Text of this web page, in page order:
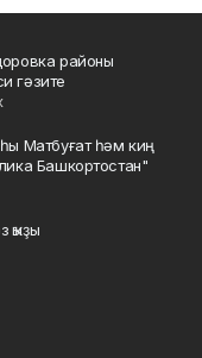
районы
гәзите
Матбуғат һәм киң
Башкортостан"